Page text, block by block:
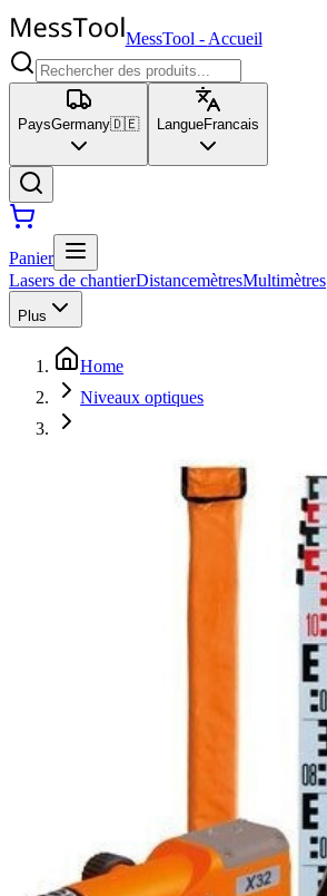
MessTool - Accueil
PaysGermany🇩🇪 LangueFrancais
Panier
Lasers de chantierDistancemètresMultimètres
Plus
Home
Niveaux optiques